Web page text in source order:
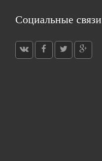
Социальные связи